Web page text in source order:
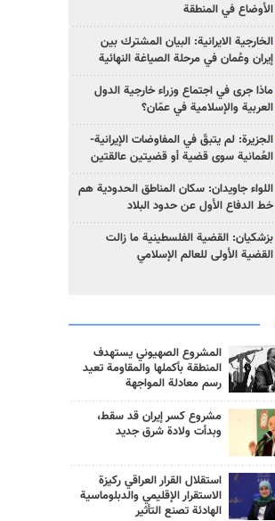
الأوضاع في المنطقة
الخارجية الايرانية: البيان المشترك بين
إيران وعُمان في مرحلة الصياغة النهائية
ماذا جرى في اجتماع وزراء خارجية الدول
العربية والإسلامية في عمّان؟
الجزيرة: لم يتبقّ في المفاوضات الإيرانية-
العُمانية سوى قضية أو قضيتين عالقتين
اللواء جاويدان: سكان المناطق الحدودية هم
خط الدفاع الأول عن حدود البلاد
بزشكيان: القضية الفلسطينية ما زالت
القضية الأولى للعالم الإسلامي
المشروع الصهيوني يستهدف
المنطقة بأكملها والمقاومة تعيد
رسم معادلة المواجهة
مشروع كسر إيران قد سقط،
وبدأت ولادة شرق جديد
استقلال القرار العراقي ركيزة
الاستقرار الإقليمي والدبلوماسية
الهادئة تصنع التأثير